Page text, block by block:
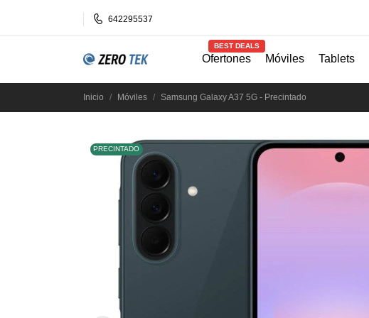
642295537
Ofertones
BEST DEALS
Móviles Tablets
Inicio Móviles Samsung Galaxy A37 5G - Precintado
PRECINTADO